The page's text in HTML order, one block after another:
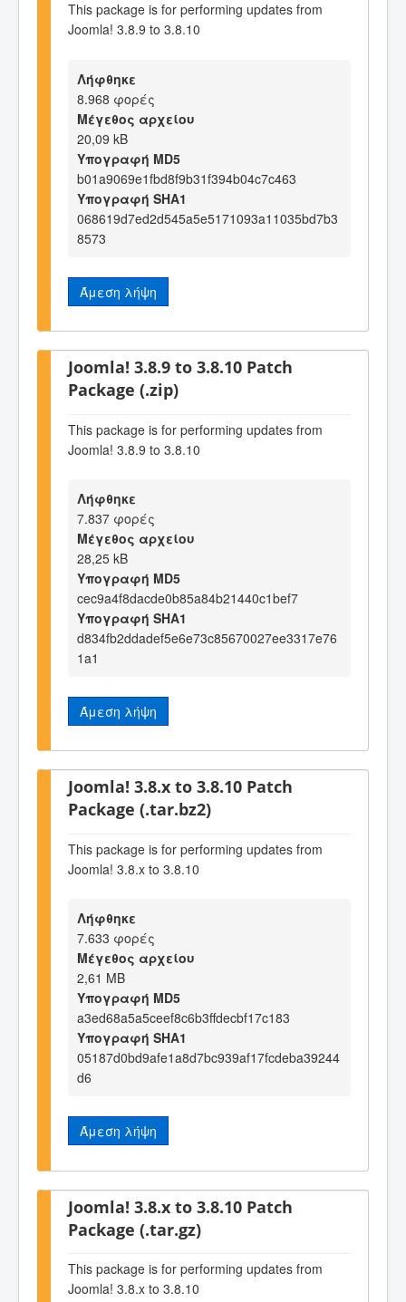
This package is for performing updates from
Joomla! 3.8.9 to 3.8.10
Λήφθηκε
8.968 φορές
Μέγεθος αρχείου
20,09 kB
Υπογραφή MD5
b01a9069e1fbd8f9b31f394b04c7c463
Υπογραφή SHA1
068619d7ed2d545a5e5171093a11035bd7b3
8573
Άμεση λήψη
Joomla! 3.8.9 to 3.8.10 Patch
Package (.zip)
This package is for performing updates from
Joomla! 3.8.9 to 3.8.10
Λήφθηκε
7.837 φορές
Μέγεθος αρχείου
28,25 kB
Υπογραφή MD5
cec9a4f8dacde0b85a84b21440c1bef7
Υπογραφή SHA1
d834fb2ddadef5e6e73c85670027ee3317e76
1a1
Άμεση λήψη
Joomla! 3.8.x to 3.8.10 Patch
Package (.tar.bz2)
This package is for performing updates from
Joomla! 3.8.x to 3.8.10
Λήφθηκε
7.633 φορές
Μέγεθος αρχείου
2,61 MB
Υπογραφή MD5
a3ed68a5a5ceef8c6b3ffdecbf17c183
Υπογραφή SHA1
05187d0bd9afe1a8d7bc939af17fcdeba39244
d6
Άμεση λήψη
Joomla! 3.8.x to 3.8.10 Patch
Package (.tar.gz)
This package is for performing updates from
Joomla! 3.8.x to 3.8.10